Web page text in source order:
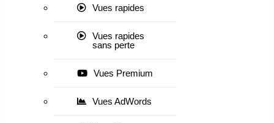
Vues rapides
Vues rapides
sans perte
Vues Premium
Vues AdWords